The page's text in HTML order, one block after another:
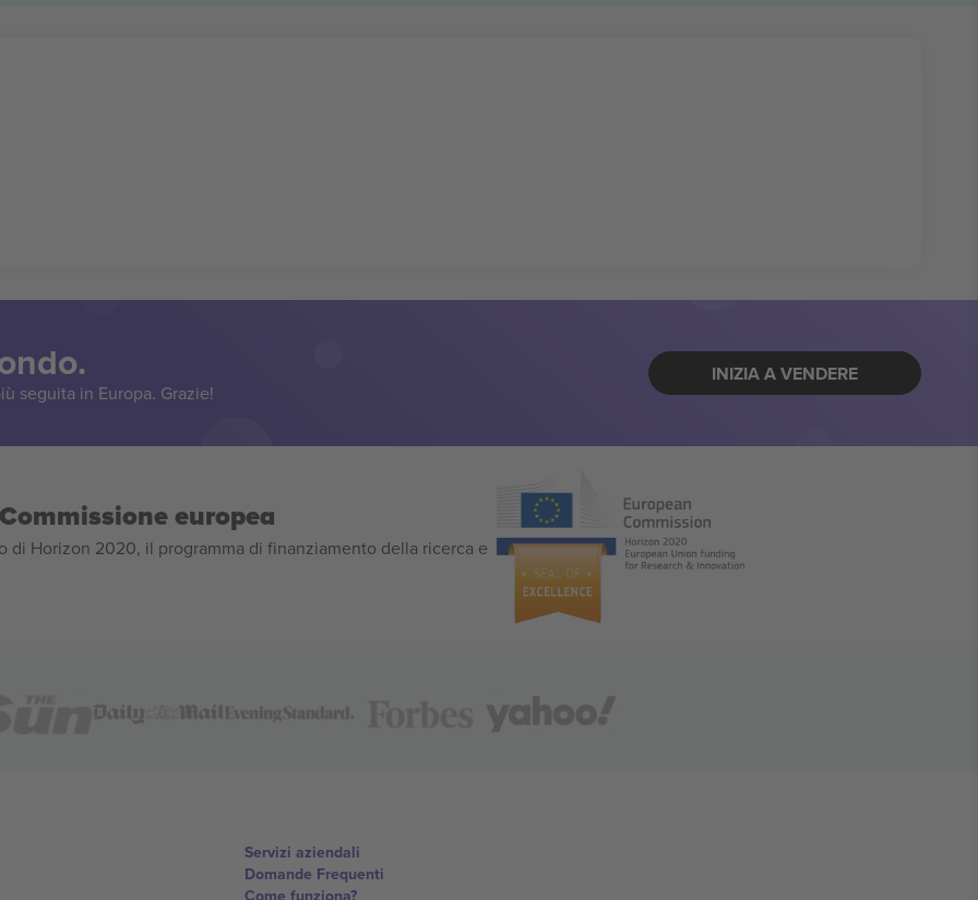
seguita in Europa. Grazie!
INIZIA A VENDERE
europea
di Horizon 2020, il programma di finanziamento della ricerca e
Servizi aziendali
Domande Frequenti
Come funziona?